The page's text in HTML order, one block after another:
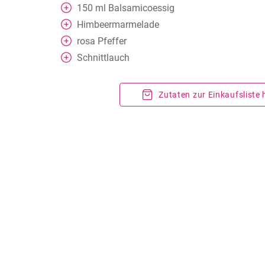
150 ml Balsamicoessig
Himbeermarmelade
rosa Pfeffer
Schnittlauch
Zutaten zur Einkaufsliste